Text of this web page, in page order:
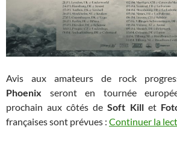
Avis aux amateurs de rock
Phoenix seront en tournée
prochain aux côtés deSoft Kill et
françaises sont prévues : Continuer la